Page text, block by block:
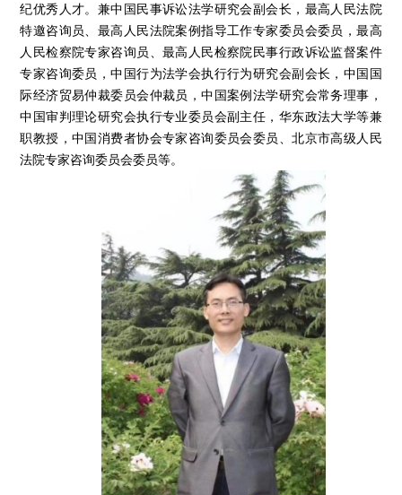
纪优秀人才。兼中国民事诉讼法学研究会副会长，最高人民法院
特邀咨询员、最高人民法院案例指导工作专家委员会委员，最高
人民检察院专家咨询员、最高人民检察院民事行政诉讼监督案件
专家咨询委员，中国行为法学会执行行为研究会副会长，中国国
际经济贸易仲裁委员会仲裁员，中国案例法学研究会常务理事，
中国审判理论研究会执行专业委员会副主任，华东政法大学等兼
职教授，中国消费者协会专家咨询委员会委员、北京市高级人民
法院专家咨询委员会委员等。